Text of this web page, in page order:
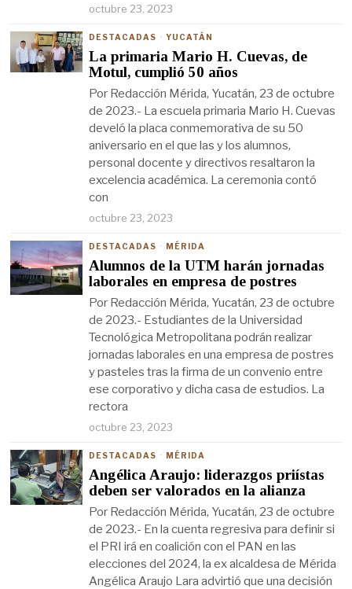
octubre 23, 2023
DESTACADAS · YUCATÁN
La primaria Mario H. Cuevas, de
Motul, cumplió 50 años
Por Redacción Mérida, Yucatán, 23 de octubre
de 2023.- La escuela primaria Mario H. Cuevas
develó la placa conmemorativa de su 50
aniversario en el que las y los alumnos,
personal docente y directivos resaltaron la
excelencia académica. La ceremonia contó
con
octubre 23, 2023
DESTACADAS · MÉRIDA
Alumnos de la UTM harán jornadas
laborales en empresa de postres
Por Redacción Mérida, Yucatán, 23 de octubre
de 2023.- Estudiantes de la Universidad
Tecnológica Metropolitana podrán realizar
jornadas laborales en una empresa de postres
y pasteles tras la firma de un convenio entre
ese corporativo y dicha casa de estudios. La
rectora
octubre 23, 2023
DESTACADAS · MÉRIDA
Angélica Araujo: liderazgos priístas
deben ser valorados en la alianza
Por Redacción Mérida, Yucatán, 23 de octubre
de 2023.- En la cuenta regresiva para definir si
el PRI irá en coalición con el PAN en las
elecciones del 2024, la ex alcaldesa de Mérida
Angélica Araujo Lara advirtió que una decisión